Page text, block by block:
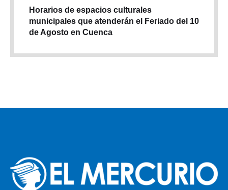
Horarios de espacios culturales
municipales que atenderán el Feriado del 10
de Agosto en Cuenca